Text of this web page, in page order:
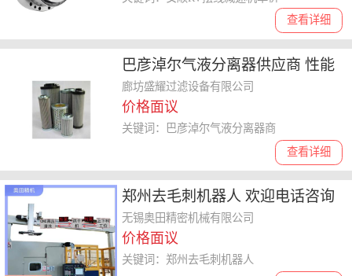
查看详细
巴彦淖尔气液分离器供应商 性能
稳定
廊坊盛耀过滤设备有限公司
价格面议
查看详细
关键词：巴彦淖尔气液分离器商
郑州去毛刺机器人 欢迎电话咨询
去毛刺机器人
无锡奥田精密机械有限公司
价格面议
关键词：郑州去毛刺机器人